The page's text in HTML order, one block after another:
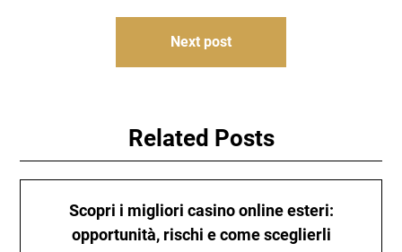
Next post
Related Posts
Scopri i migliori casino online esteri:
opportunità, rischi e come sceglierli